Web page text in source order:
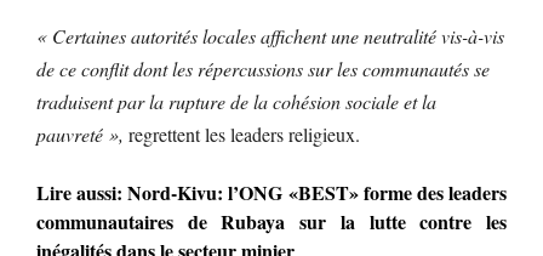
« Certaines autorités locales affichent une neutralité vis-à-vis
de ce conflit dont les répercussions sur les communautés se
traduisent par la rupture de la cohésion sociale et la
pauvreté », regrettent les leaders religieux.
Lire aussi: Nord-Kivu: l’ONG «BEST» forme des leaders
communautaires de Rubaya sur la lutte contre les
inégalités dans le secteur minier